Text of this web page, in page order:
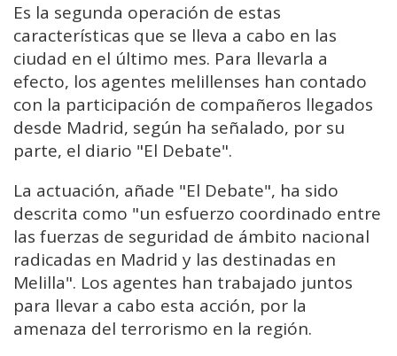
Es la segunda operación de estas
características que se lleva a cabo en las
ciudad en el último mes. Para llevarla a
efecto, los agentes melillenses han contado
con la participación de compañeros llegados
desde Madrid, según ha señalado, por su
parte, el diario "El Debate".
La actuación, añade "El Debate", ha sido
descrita como "un esfuerzo coordinado entre
las fuerzas de seguridad de ámbito nacional
radicadas en Madrid y las destinadas en
Melilla". Los agentes han trabajado juntos
para llevar a cabo esta acción, por la
amenaza del terrorismo en la región.